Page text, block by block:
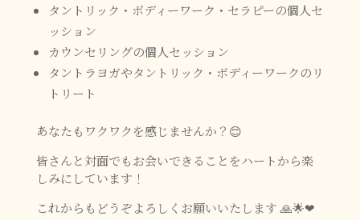
タントリック・ボディーワーク・セラピーの個人セ
ッション
カウンセリングの個人セッション
タントラヨガやタントリック・ボディーワークのリ
トリート
あなたもワクワクを感じませんか？😊
皆さんと対面でもお会いできることをハートから楽
しみにしています！
これからもどうぞよろしくお願いいたします 🙏🌟❤